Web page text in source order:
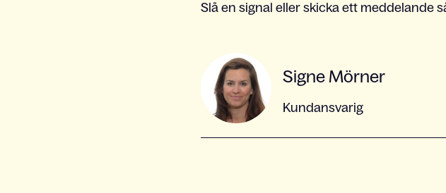
Slå en signal eller skicka ett meddelande
Signe Mörner
Kundansvarig